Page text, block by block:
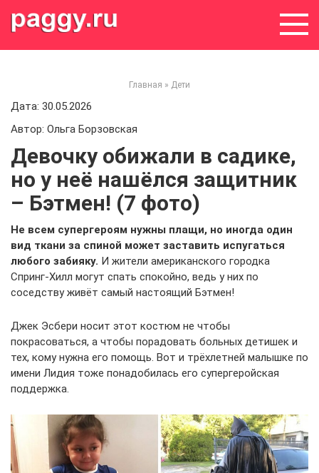
Главная » Дети
Дата: 30.05.2026
Автор: Ольга Борзовская
Девочку обижали в садике,
но у неё нашёлся защитник
– Бэтмен! (7 фото)
Не всем супергероям нужны плащи, но иногда один
вид ткани за спиной может заставить испугаться
любого забияку. И жители американского городка
Спринг-Хилл могут спать спокойно, ведь у них по
соседству живёт самый настоящий Бэтмен!
Джек Эсбери носит этот костюм не чтобы
покрасоваться, а чтобы порадовать больных детишек и
тех, кому нужна его помощь. Вот и трёхлетней малышке по
имени Лидия тоже понадобилась его супергеройская
поддержка.